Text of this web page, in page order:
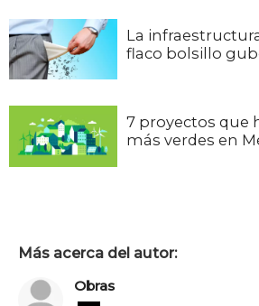
La
flaco bolsillo
7 proyectos que
más verdes en
Más acerca del autor:
Obras